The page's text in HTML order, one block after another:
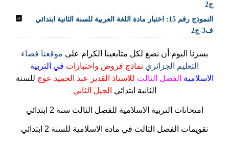
ج2
النموذج رقم 15: اختبار مادة اللغة العربية للسنة الثانية ابتدائي
ف3-ج2
يسرنا اليوم أن نضع لكل متابعينا الكرام على موقعنا فضاء
التعليم الجزائري نماذج فروض واختبارات في التربية
الاسلامية الفصل الثالث للاستاذ القدير عبد الحميد عوج للسنة
الثانية ابتدائي الجيل الثاني
امتحانات التربية الاسلامية للفصل الثالث سنة 2 ابتدائي
تقويمات الفصل الثالث في مادة الاسلامية للسنة 2 ابتدائي